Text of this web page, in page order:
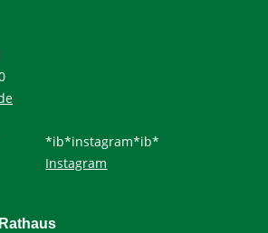
*ib*instagram*ib*
Instagram